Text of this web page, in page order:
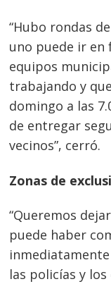
“Hubo rondas
uno puede ir en
equipos
trabajando y
domingo a las
de entregar
vecinos”, cerró.
Zonas de
“Queremos
puede haber
las policías y